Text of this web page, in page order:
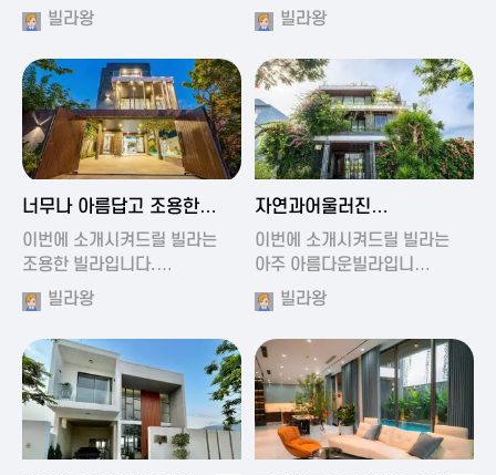
빌라왕
빌라왕
2024-11-19 01:47
너무나 아름답고 조용한
풀빌라
이번에 소개시켜드릴 빌라는
조용한 빌라입니다.…
빌라왕
2024-11-19 01:17
자연과어울러진
아름다운풀빌라
이번에 소개시켜드릴 빌라는
아주 아름다운빌라입니…
빌라왕